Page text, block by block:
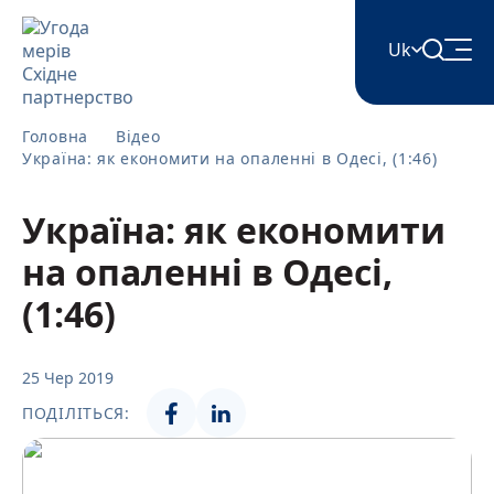
Uk
English
Azərbaycan
Română
Головна
Відео
Україна: як економити на опаленні в Одесі, (1:46)
Україна: як економити
на опаленні в Одесі,
(1:46)
25 Чер 2019
ПОДІЛІТЬСЯ: